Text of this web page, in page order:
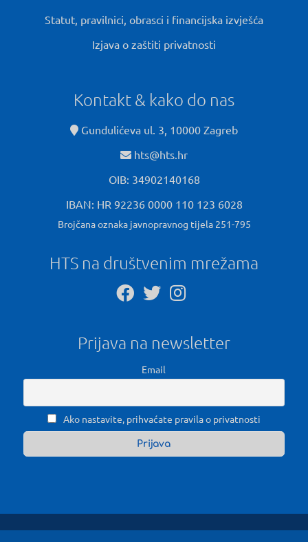
Statut, pravilnici, obrasci i financijska izvješća
Izjava o zaštiti privatnosti
Kontakt & kako do nas
Gundulićeva ul. 3, 10000 Zagreb
hts@hts.hr
OIB: 34902140168
IBAN: HR 92236 0000 110 123 6028
Brojčana oznaka javnopravnog tijela 251-795
HTS na društvenim mrežama
Prijava na newsletter
Email
Ako nastavite, prihvaćate pravila o privatnosti